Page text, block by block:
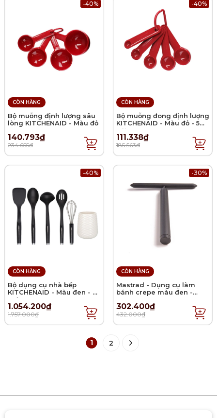
-40%
CÒN HÀNG
Bộ muỗng định lượng sâu
lòng KITCHENAID - Màu đỏ
140.793₫
234.655₫
-40%
CÒN HÀNG
Bộ muỗng đong định lượng
KITCHENAID - Màu đỏ - 5
cái
111.338₫
185.563₫
-40%
CÒN HÀNG
Bộ dụng cụ nhà bếp
KITCHENAID - Màu đen - 6
món
1.054.200₫
1.757.000₫
-30%
CÒN HÀNG
Mastrad - Dụng cụ làm
bánh crepe màu đen -
302.400₫
432.000₫
1 2